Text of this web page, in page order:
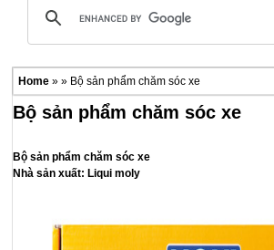
Home» » Bộ sản phẩm chăm sóc xe
Bộ sản phẩm chăm sóc xe
Bộ sản phẩm chăm sóc xe
Nhà sản xuất: Liqui moly